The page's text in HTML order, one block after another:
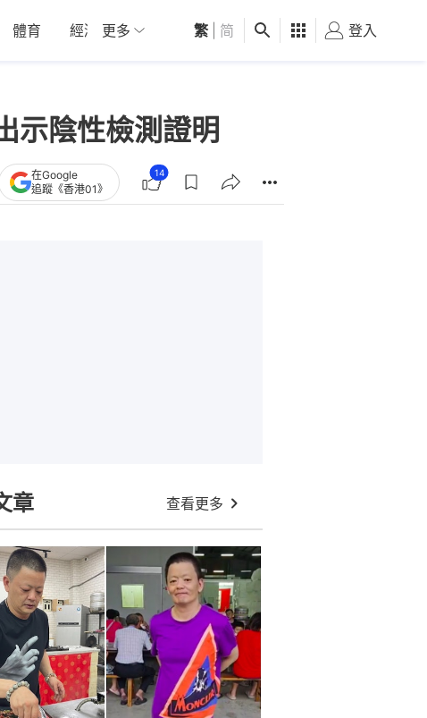
體育 經濟 01深圳 觀點 健康 好食玩飛
更多 繁 简 登入
陰性檢測證明
在Google
追蹤《香港01》
14
章 查看更多